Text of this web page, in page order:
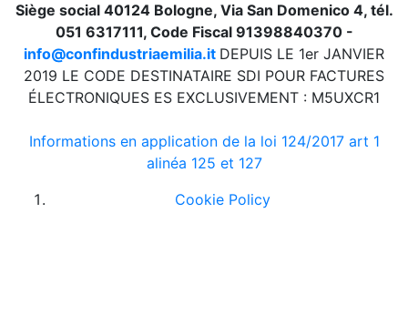
Siège social 40124 Bologne, Via San Domenico 4, tél.
051 6317111, Code Fiscal 91398840370 -
info@confindustriaemilia.it DEPUIS LE 1er JANVIER
2019 LE CODE DESTINATAIRE SDI POUR FACTURES
ÉLECTRONIQUES ES EXCLUSIVEMENT : M5UXCR1
Informations en application de la loi 124/2017 art 1
alinéa 125 et 127
Cookie Policy